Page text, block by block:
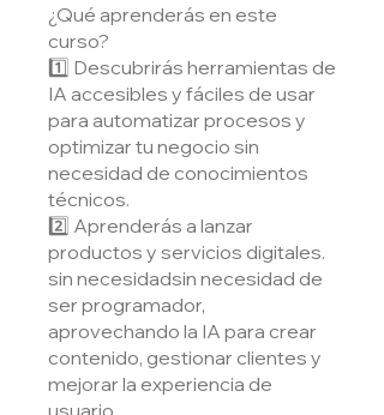
¿Qué aprenderás en este
curso?
1️⃣ Descubrirás herramientas de
IA accesibles y fáciles de usar
para automatizar procesos y
optimizar tu negocio sin
necesidad de conocimientos
técnicos.
2️⃣ Aprenderás a lanzar
productos y servicios digitales.
sin necesidadsin necesidad de
ser programador,
aprovechando la IA para crear
contenido, gestionar clientes y
mejorar la experiencia de
usuario.